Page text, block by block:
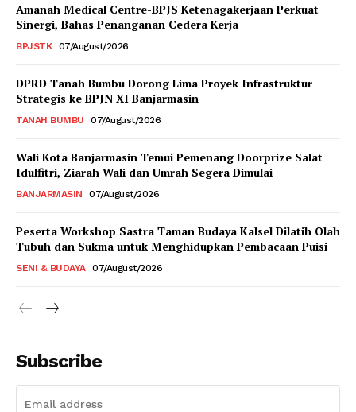
Amanah Medical Centre-BPJS Ketenagakerjaan Perkuat
Sinergi, Bahas Penanganan Cedera Kerja
BPJSTK 07/August/2026
DPRD Tanah Bumbu Dorong Lima Proyek Infrastruktur
Strategis ke BPJN XI Banjarmasin
TANAH BUMBU 07/August/2026
Wali Kota Banjarmasin Temui Pemenang Doorprize Salat
Idulfitri, Ziarah Wali dan Umrah Segera Dimulai
BANJARMASIN 07/August/2026
Peserta Workshop Sastra Taman Budaya Kalsel Dilatih Olah
Tubuh dan Sukma untuk Menghidupkan Pembacaan Puisi
SENI & BUDAYA 07/August/2026
Subscribe